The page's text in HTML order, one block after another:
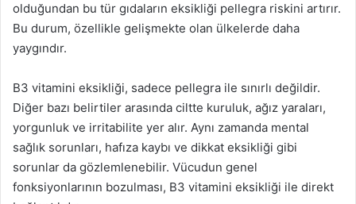
olduğundan bu tür gıdaların eksikliği pellegra riskini artırır.
Bu durum, özellikle gelişmekte olan ülkelerde daha
yaygındır.
B3 vitamini eksikliği, sadece pellegra ile sınırlı değildir.
Diğer bazı belirtiler arasında ciltte kuruluk, ağız yaraları,
yorgunluk ve irritabilite yer alır. Aynı zamanda mental
sağlık sorunları, hafıza kaybı ve dikkat eksikliği gibi
sorunlar da gözlemlenebilir. Vücudun genel
fonksiyonlarının bozulması, B3 vitamini eksikliği ile direkt